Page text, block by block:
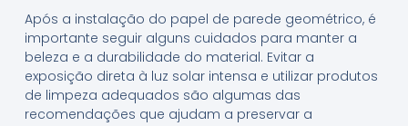
Após a instalação do papel de parede geométrico, é
importante seguir alguns cuidados para manter a
beleza e a durabilidade do material. Evitar a
exposição direta à luz solar intensa e utilizar produtos
de limpeza adequados são algumas das
recomendações que ajudam a preservar a